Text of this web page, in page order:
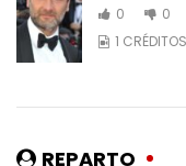
0
0
1 CRÉDITOS
REPARTO